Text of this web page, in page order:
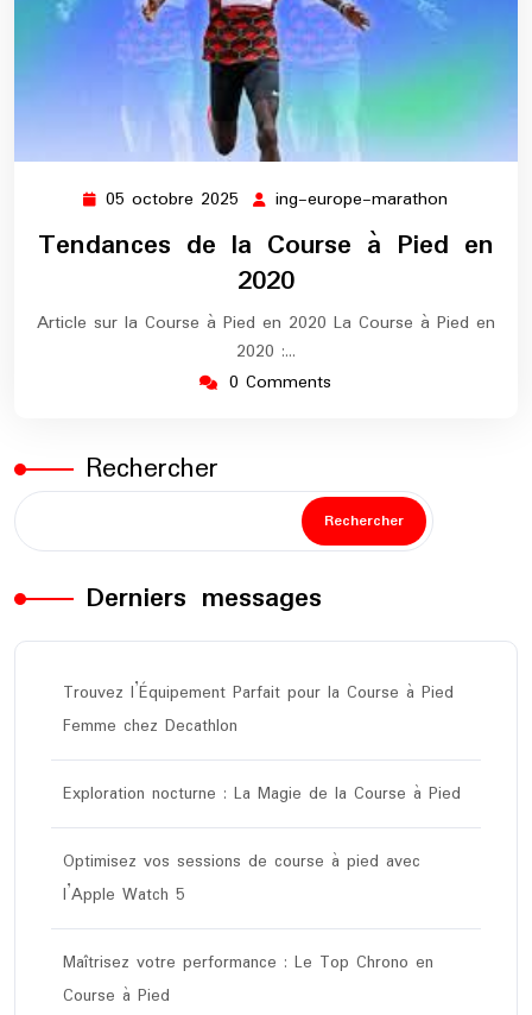
05 octobre 2025 05
octobre
2025
ing-europe-marathon
marathon
Tendances de la Course à Pied en
2020
Article sur la Course à Pied en 2020 La Course à Pied en
2020 :…
0 Comments
Rechercher
Rechercher
Derniers messages
Trouvez l’Équipement Parfait pour la Course à Pied
Femme chez Decathlon
Exploration nocturne : La Magie de la Course à Pied
Optimisez vos sessions de course à pied avec
l’Apple Watch 5
Maîtrisez votre performance : Le Top Chrono en
Course à Pied